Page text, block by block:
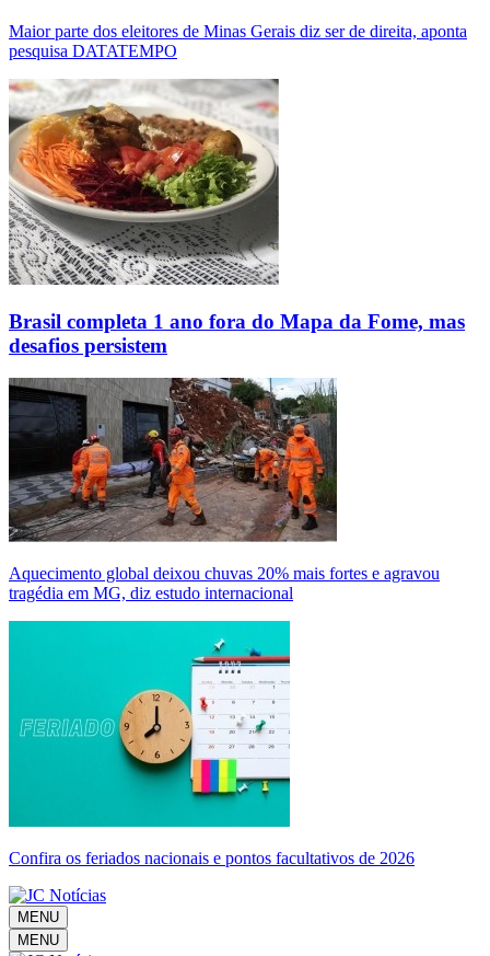
Maior parte dos eleitores de Minas Gerais diz ser de direita, aponta
pesquisa DATATEMPO
Brasil completa 1 ano fora do Mapa da Fome, mas
desafios persistem
Aquecimento global deixou chuvas 20% mais fortes e agravou
tragédia em MG, diz estudo internacional
Confira os feriados nacionais e pontos facultativos de 2026
MENU
MENU